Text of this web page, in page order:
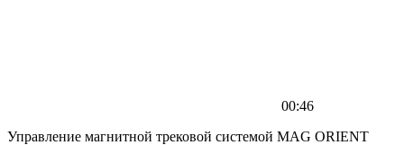
00:46
Управление магнитной трековой системой MAG ORIENT